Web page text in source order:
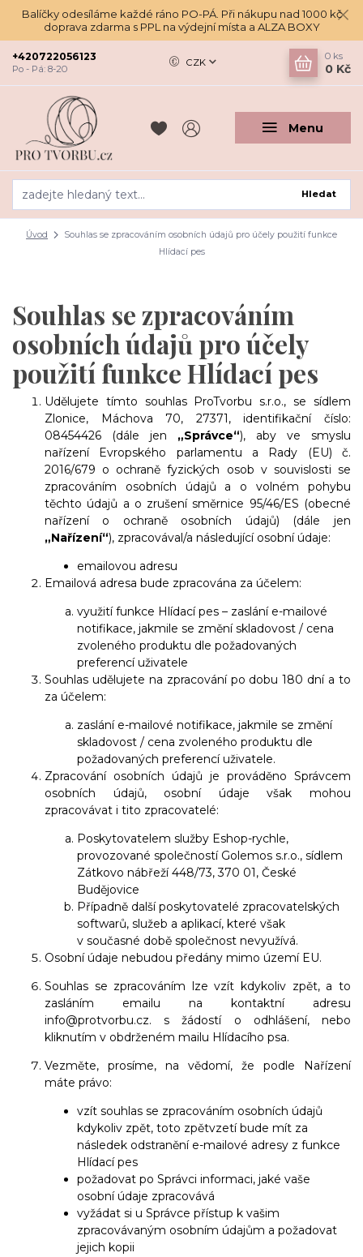
Balíčky odesíláme každé ráno PO-PÁ. Při nákupu nad 1000 kč
doprava zdarma s PPL na výdejní místa a ALZA BOXY
Menu
CZK
Hledat
+420722056123
Po - Pá: 8-20
0 ks
0 Kč
Úvod
Souhlas se zpracováním osobních údajů pro účely použití funkce
Hlídací pes
Souhlas se zpracováním
osobních údajů pro účely
použití funkce Hlídací pes
Udělujete tímto souhlas ProTvorbu s.r.o., se sídlem
Zlonice, Máchova 70, 27371, identifikační číslo:
08454426 (dále jen „Správce“), aby ve smyslu
nařízení Evropského parlamentu a Rady (EU) č.
2016/679 o ochraně fyzických osob v souvislosti se
zpracováním osobních údajů a o volném pohybu
těchto údajů a o zrušení směrnice 95/46/ES (obecné
nařízení o ochraně osobních údajů) (dále jen
„Nařízení“), zpracovával/a následující osobní údaje:
emailovou adresu
Emailová adresa bude zpracována za účelem:
využití funkce Hlídací pes – zaslání e-mailové
notifikace, jakmile se změní skladovost / cena
zvoleného produktu dle požadovaných
preferencí uživatele
Souhlas udělujete na zpracování po dobu 180 dní a to
za účelem:
zaslání e-mailové notifikace, jakmile se změní
skladovost / cena zvoleného produktu dle
požadovaných preferencí uživatele.
Zpracování osobních údajů je prováděno Správcem
osobních údajů, osobní údaje však mohou
zpracovávat i tito zpracovatelé:
Poskytovatelem služby Eshop-rychle,
provozované společností Golemos s.r.o., sídlem
Zátkovo nábřeží 448/73, 370 01, České
Budějovice
Případně další poskytovatelé zpracovatelských
softwarů, služeb a aplikací, které však
v současné době společnost nevyužívá.
Osobní údaje nebudou předány mimo území EU.
Souhlas se zpracováním lze vzít kdykoliv zpět, a to
zasláním emailu na kontaktní adresu
info@protvorbu.cz. s žádostí o odhlášení, nebo
kliknutím v obdrženém mailu Hlídacího psa.
Vezměte, prosíme, na vědomí, že podle Nařízení
máte právo:
vzít souhlas se zpracováním osobních údajů
kdykoliv zpět, toto zpětvzetí bude mít za
následek odstranění e-mailové adresy z funkce
Hlídací pes
požadovat po Správci informaci, jaké vaše
osobní údaje zpracovává
vyžádat si u Správce přístup k vašim
zpracovávaným osobním údajům a požadovat
jejich kopii